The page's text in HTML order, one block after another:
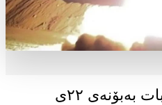
پەیامی سازمانی خەبات بەبۆنەی ۲۲ی